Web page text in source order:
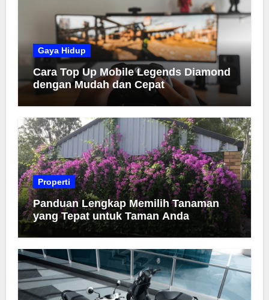
Gaya Hidup
Cara Top Up Mobile Legends Diamond
dengan Mudah dan Cepat
Properti
Panduan Lengkap Memilih Tanaman
yang Tepat untuk Taman Anda